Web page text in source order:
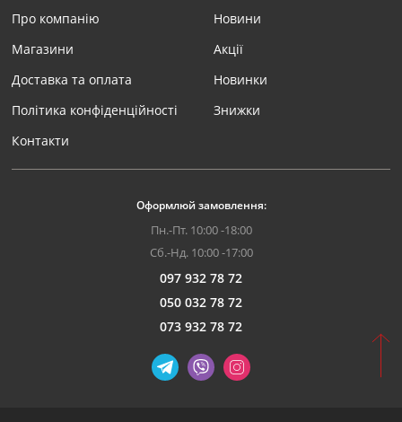
Про компанію
Магазини
Доставка та оплата
Політика конфіденційності
Контакти
Новини
Акції
Новинки
Знижки
Оформлюй замовлення:
Пн.-Пт. 10:00 -18:00
Сб.-Нд. 10:00 -17:00
097 932 78 72
050 032 78 72
073 932 78 72